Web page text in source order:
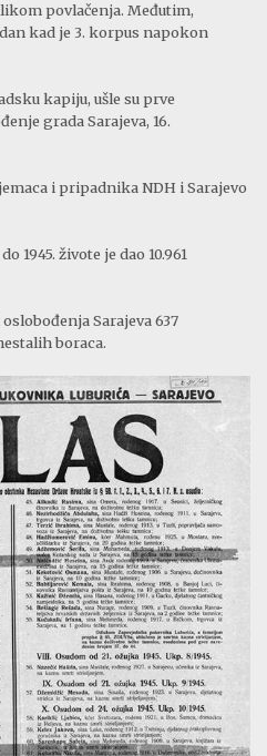
povlačenja. Međutim,
kad je 3. korpus napokon
kapiju, ušle su prve
grada Saraje­va, 16.
i pripadni­ka NDH i Sarajevo
1945. živote je dao 10.961
Sarajeva 637
boraca.